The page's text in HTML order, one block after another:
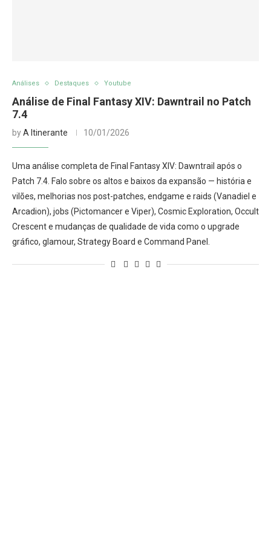
Análises Destaques Youtube
Análise de Final Fantasy XIV: Dawntrail no Patch
7.4
byA Itinerante 10/01/2026
Uma análise completa de Final Fantasy XIV: Dawntrail após o
Patch 7.4. Falo sobre os altos e baixos da expansão — história e
vilões, melhorias nos post-patches, endgame e raids (Vanadiel e
Arcadion), jobs (Pictomancer e Viper), Cosmic Exploration, Occult
Crescent e mudanças de qualidade de vida como o upgrade
gráfico, glamour, Strategy Board e Command Panel.